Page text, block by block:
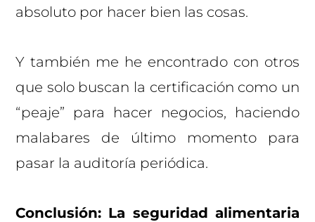
absoluto por hacer bien las cosas.
Y también me he encontrado con otros
que solo buscan la certificación como un
“peaje” para hacer negocios, haciendo
malabares de último momento para
pasar la auditoría periódica.
Conclusión: La seguridad alimentaria